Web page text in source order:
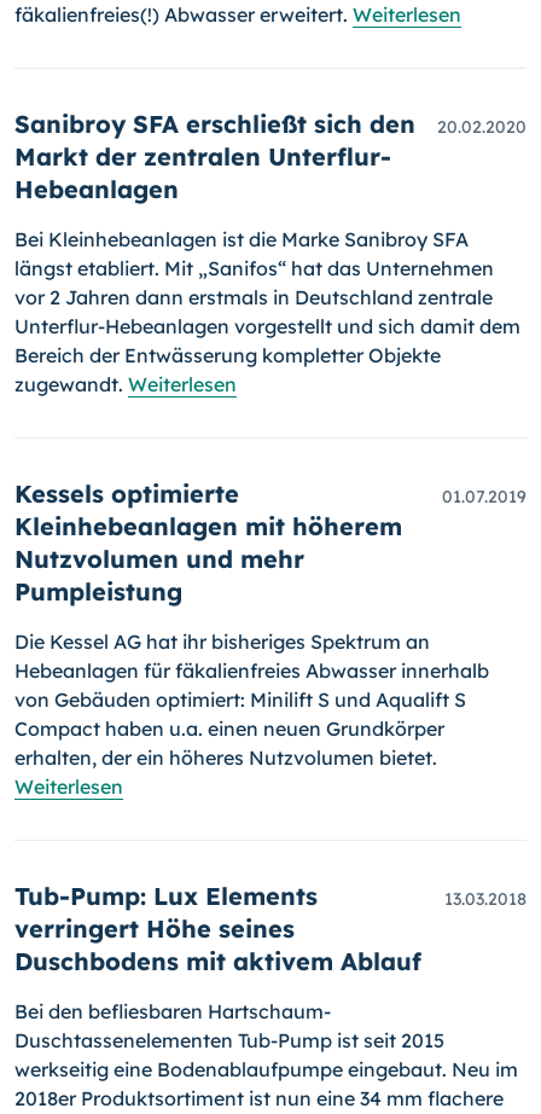
fäkalienfreies(!) Abwasser erweitert. Weiterlesen
Sanibroy SFA erschließt sich den
Markt der zentralen Unterflur-
Hebeanlagen
20.02.2020
Bei Kleinhebeanlagen ist die Marke Sani­broy SFA
längst etabliert. Mit „Sanifos“ hat das Unternehmen
vor 2 Jahren dann erstmals in Deutsch­land zentrale
Unterflur-Hebeanlagen vorgestellt und sich damit dem
Bereich der Entwässerung kompletter Objekte
zugewandt. Weiterlesen
Kessels optimierte
Kleinhebeanlagen mit höherem
Nutzvolumen und mehr
Pumpleistung
01.07.2019
Die Kessel AG hat ihr bisheriges Spektrum an
Hebeanlagen für fä­ka­lien­frei­es Abwasser innerhalb
von Gebäuden optimiert: Minilift S und Aqua­lift S
Compact haben u.a. einen neuen Grundkörper
erhalten, der ein höheres Nutzvolumen bietet.
Weiterlesen
Tub-Pump: Lux Elements
verringert Höhe seines
Duschbodens mit aktivem Ablauf
13.03.2018
Bei den befliesbaren Hartschaum-
Duschtassenelementen Tub-Pump ist seit 2015
werkseitig eine Bodenablaufpumpe eingebaut. Neu im
2018er Pro­dukt­sor­ti­ment ist nun eine 34 mm flachere